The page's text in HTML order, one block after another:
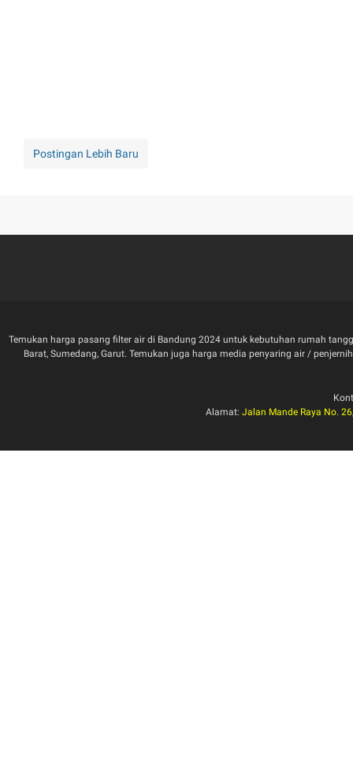
Postingan Lebih Baru
Temukan harga pasang filter air di Bandung 2024 untuk kebutuhan rumah
Barat, Sumedang, Garut. Temukan juga harga media penyaring air /
Alamat: Jalan Mande Raya No.